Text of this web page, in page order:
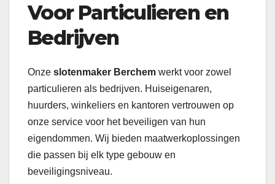
Voor Particulieren en
Bedrijven
Onze slotenmaker Berchem werkt voor zowel
particulieren als bedrijven. Huiseigenaren,
huurders, winkeliers en kantoren vertrouwen op
onze service voor het beveiligen van hun
eigendommen. Wij bieden maatwerkoplossingen
die passen bij elk type gebouw en
beveiligingsniveau.